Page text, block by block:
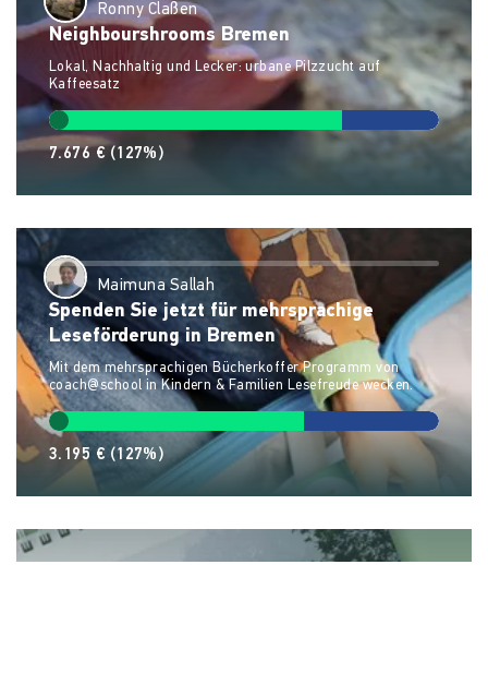
Ronny Claßen
Neighbourshrooms Bremen
Lokal, Nachhaltig und Lecker: urbane Pilzzucht auf
Kaffeesatz
7.676 € (127%)
Maimuna Sallah
Spenden Sie jetzt für mehrsprachige
Leseförderung in Bremen
Mit dem mehrsprachigen Bücherkoffer Programm von
coach@school in Kindern & Familien Lesefreude wecken.
3.195 € (127%)